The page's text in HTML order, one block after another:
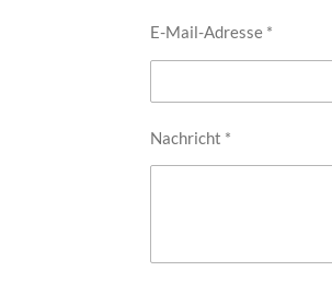
E-Mail-Adresse *
Nachricht *